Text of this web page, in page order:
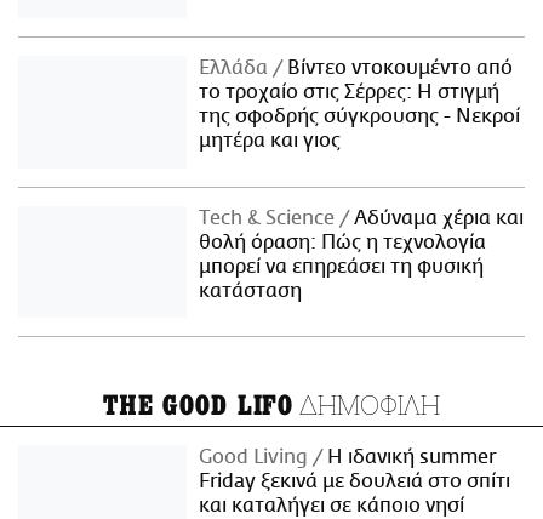
Ελλάδα
Βίντεο ντοκουμέντο από
το τροχαίο στις Σέρρες: Η στιγμή
της σφοδρής σύγκρουσης - Νεκροί
μητέρα και γιος
Τech & Science
Αδύναμα χέρια και
θολή όραση: Πώς η τεχνολογία
μπορεί να επηρεάσει τη φυσική
κατάσταση
THE GOOD LIFO ΔΗΜΟΦΙΛΗ
Good Living
Η ιδανική summer
Friday ξεκινά με δουλειά στο σπίτι
και καταλήγει σε κάποιο νησί